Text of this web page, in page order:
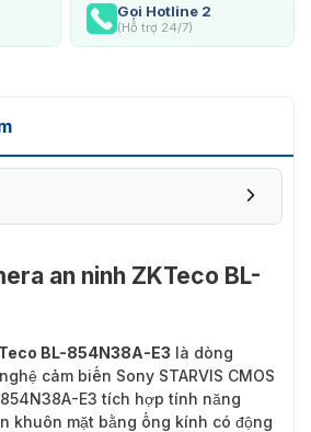
Gọi Hotline 2
(Hỗ trợ 24/7)
an ninh ZKTeco BL-
BL-854N38A-E3 là dòng
cảm biến Sony STARVIS CMOS
854N38A-E3 tích hợp tính năng
khuôn mặt bằng ống kính có động